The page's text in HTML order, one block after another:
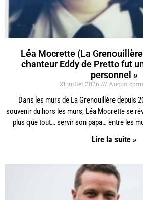
Léa Mocrette (La
chanteur Eddy de Pretto fut
personnel »
21 juillet 2026 Aucun
Dans les murs de La Grenouillère depuis
souvenir du hors les murs, Léa Mocrette se
plus que tout… servir son papa… entre les
Lire la suite »